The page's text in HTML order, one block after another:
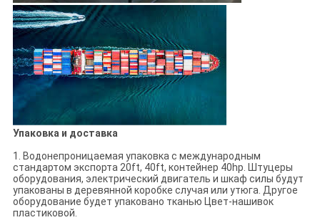
Упаковка и доставка
1. Водонепроницаемая упаковка с международным
стандартом экспорта 20ft, 40ft, контейнер 40hp. Штуцеры
оборудования, электрический двигатель и шкаф силы будут
упакованы в деревянной коробке случая или утюга. Другое
оборудование будет упаковано тканью Цвет-нашивок
пластиковой.